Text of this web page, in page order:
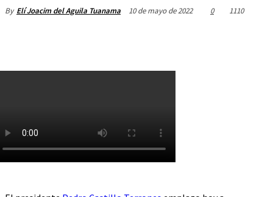
By Elí Joacim del Aguila Tuanama 10 de mayo de 2022 0 1110